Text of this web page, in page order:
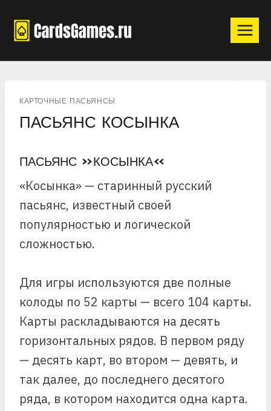
КАРТОЧНЫЕ ПАСЬЯНСЫ
ПАСЬЯНС КОСЫНКА
ПАСЬЯНС «КОСЫНКА»
«Косынка» — старинный русский
пасьянс, известный своей
популярностью и логической
сложностью.
Для игры используются две полные
колоды по 52 карты — всего 104 карты.
Карты раскладываются на десять
горизонтальных рядов. В первом ряду
— десять карт, во втором — девять, и
так далее, до последнего десятого
ряда, в котором находится одна карта.